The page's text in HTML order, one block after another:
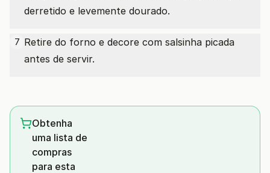
derretido e levemente dourado.
7 Retire do forno e decore com salsinha picada
antes de servir.
Obtenha
uma lista de
compras
para esta